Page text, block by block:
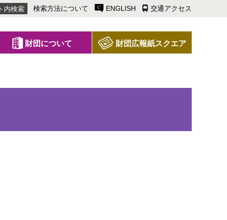
検索方法について ENGLISH 交通アクセス
財団について 財団広報紙スクエア